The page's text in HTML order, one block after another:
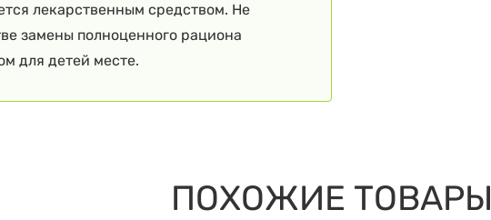
лекарственным средством. Не
замены полноценного рациона
для детей месте.
ПОХОЖИЕ ТОВАРЫ